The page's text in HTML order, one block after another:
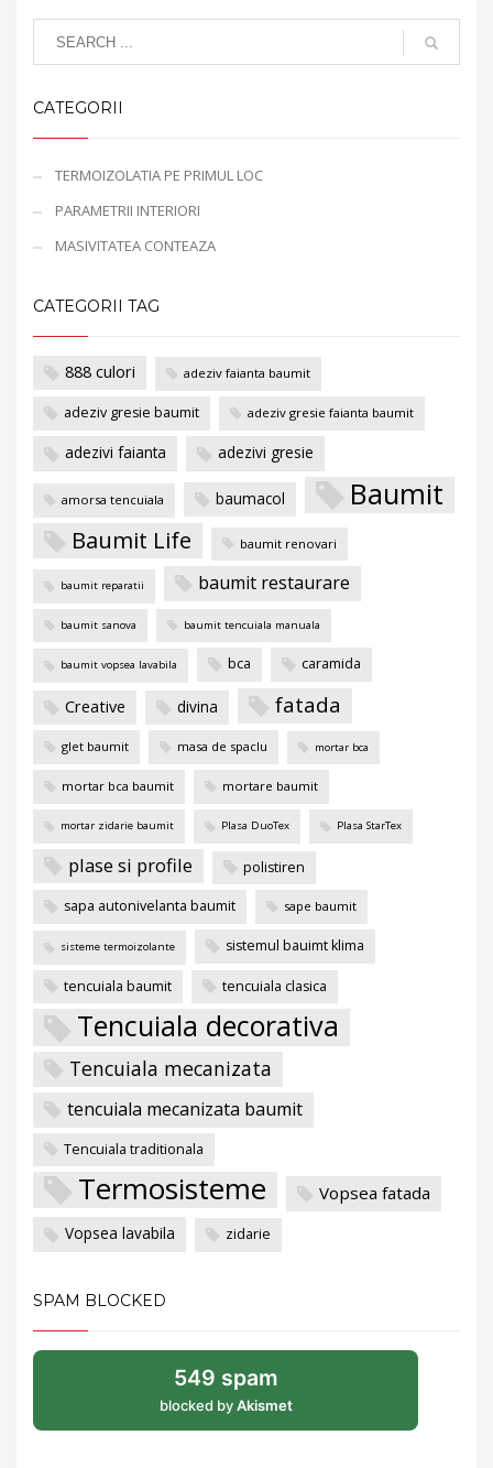
CATEGORII
TERMOIZOLATIA PE PRIMUL LOC
PARAMETRII INTERIORI
MASIVITATEA CONTEAZA
CATEGORII TAG
888 culori adeziv faianta baumit
adeziv gresie baumit adeziv gresie faianta baumit
adezivi faianta adezivi gresie
amorsa tencuiala baumacol Baumit
Baumit Life baumit renovari
baumit reparatii baumit restaurare
baumit sanova baumit tencuiala manuala
baumit vopsea lavabila bca caramida
Creative divina fatada
glet baumit masa de spaclu mortar bca
mortar bca baumit mortare baumit
mortar zidarie baumit Plasa DuoTex Plasa StarTex
plase si profile polistiren
sapa autonivelanta baumit sape baumit
sisteme termoizolante sistemul bauimt klima
tencuiala baumit tencuiala clasica
Tencuiala decorativa
Tencuiala mecanizata
tencuiala mecanizata baumit
Tencuiala traditionala
Termosisteme Vopsea fatada
Vopsea lavabila zidarie
SPAM BLOCKED
549 spam
blocked byAkismet